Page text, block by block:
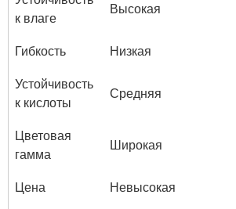
к влаге
Высокая
Гибкость Низкая
Устойчивость
к кислоты
Средняя
Цветовая
гамма
Широкая
Цена Невысокая